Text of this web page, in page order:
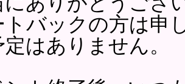
トバックの方は申
定はありません。